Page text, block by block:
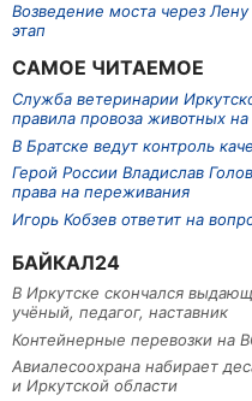
Возведение моста через
этап
САМОЕ ЧИТАЕМОЕ
Служба ветеринарии
правила провоза животных на
В Братске ведут контроль
Герой России Владислав
права на переживания
Игорь Кобзев ответит на
БАЙКАЛ24
В Иркутске скончался
учёный, педагог, наставник
Контейнерные перевозки на
Авиалесоохрана набирает
и Иркутской области